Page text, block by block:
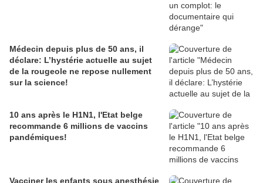
Médecin depuis plus de 50 ans, il
déclare: L’hystérie actuelle au sujet
de la rougeole ne repose nullement
sur la science!
10 ans après le H1N1, l'Etat belge
recommande 6 millions de vaccins
pandémiques!
Vacciner les enfants sous anesthésie